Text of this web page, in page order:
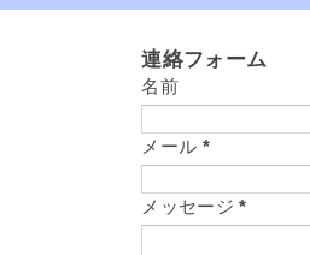
連絡フォーム
名前
メール *
メッセージ*